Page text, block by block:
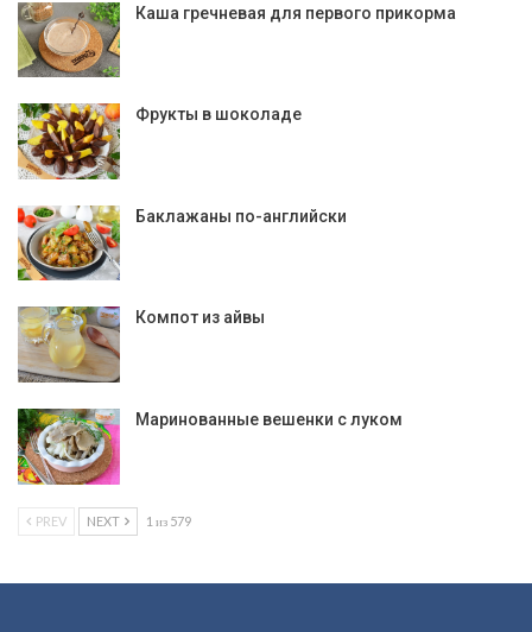
Каша гречневая для первого прикорма
Фрукты в шоколаде
Баклажаны по-английски
Компот из айвы
Маринованные вешенки с луком
PREV NEXT 1 из 579